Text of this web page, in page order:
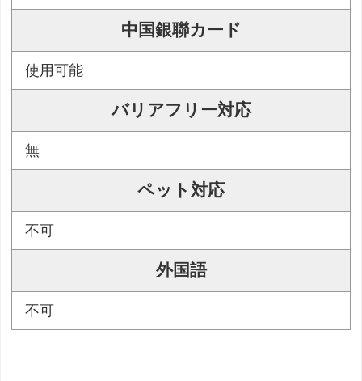
中国銀聯カード
使用可能
バリアフリー対応
無
ペット対応
不可
外国語
不可